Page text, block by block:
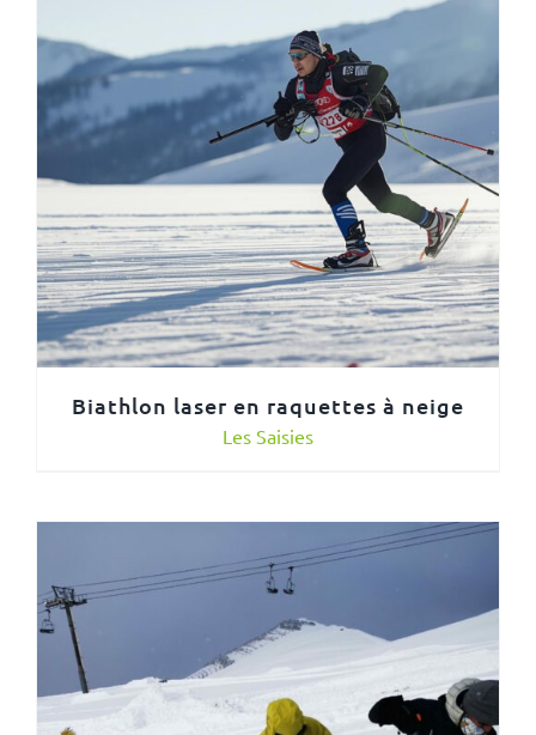
Biathlon laser en raquettes à neige
Les Saisies